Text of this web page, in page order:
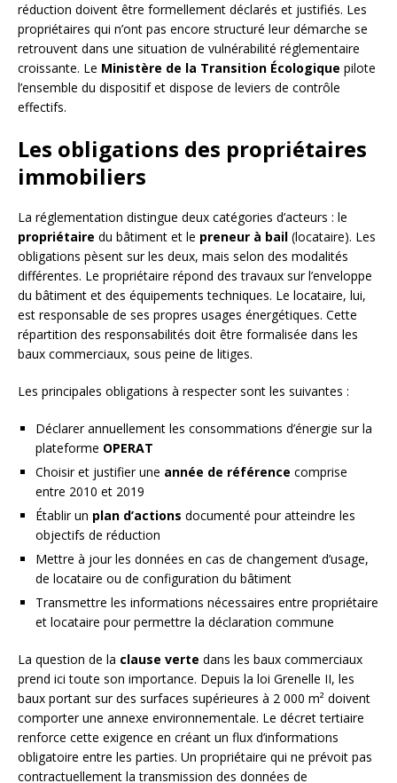
réduction doivent être formellement déclarés et justifiés. Les
propriétaires qui n’ont pas encore structuré leur démarche se
retrouvent dans une situation de vulnérabilité réglementaire
croissante. Le Ministère de la Transition Écologique pilote
l’ensemble du dispositif et dispose de leviers de contrôle
effectifs.
Les obligations des propriétaires
immobiliers
La réglementation distingue deux catégories d’acteurs : le
propriétaire du bâtiment et le preneur à bail (locataire). Les
obligations pèsent sur les deux, mais selon des modalités
différentes. Le propriétaire répond des travaux sur l’enveloppe
du bâtiment et des équipements techniques. Le locataire, lui,
est responsable de ses propres usages énergétiques. Cette
répartition des responsabilités doit être formalisée dans les
baux commerciaux, sous peine de litiges.
Les principales obligations à respecter sont les suivantes :
Déclarer annuellement les consommations d’énergie sur la
plateforme OPERAT
Choisir et justifier une année de référence comprise
entre 2010 et 2019
Établir un plan d’actions documenté pour atteindre les
objectifs de réduction
Mettre à jour les données en cas de changement d’usage,
de locataire ou de configuration du bâtiment
Transmettre les informations nécessaires entre propriétaire
et locataire pour permettre la déclaration commune
La question de la clause verte dans les baux commerciaux
prend ici toute son importance. Depuis la loi Grenelle II, les
baux portant sur des surfaces supérieures à 2 000 m² doivent
comporter une annexe environnementale. Le décret tertiaire
renforce cette exigence en créant un flux d’informations
obligatoire entre les parties. Un propriétaire qui ne prévoit pas
contractuellement la transmission des données de